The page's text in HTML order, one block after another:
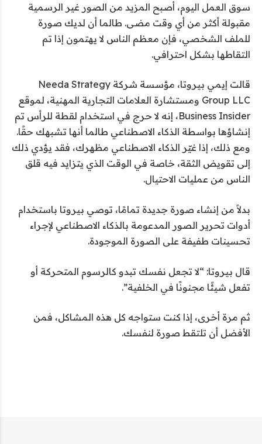
سوق العمل اليوم، أصبح المزيد من الصور غير الرسمية
مقبولة أكثر من أي وقت مضى. طالما أن لديك صورة
للملف الشخصي، فإن معظم الناس لا يهتمون إذا تم
التقاطها بشكل احترافي.
قالت إيمي بيروتا، مؤسسة شركة Needa Strategy
Group LLC ومستشارة العلامات التجارية المهنية، لموقع
Business Insider، إنه لا حرج في استخدام لقطة للرأس تم
إنشاؤها بواسطة الذكاء الاصطناعي طالما أنها تشبهك حقًا.
ومع ذلك، إذا غيّر الذكاء الاصطناعي مظهرك، فقد يؤدي ذلك
إلى تقويض الثقة، خاصة في الوقت الذي يتزايد فيه قلق
الناس من عمليات الاحتيال.
بدلاً من إنشاء صورة جديدة تمامًا، توصي بيروتا باستخدام
أدوات تحرير الصور المدعومة بالذكاء الاصطناعي لإجراء
تحسينات طفيفة على الصورة الموجودة.
قال بيروتا: “لا تجعل نفسك تبدو كالرسوم المتحركة أو
تفعل شيئًا مجنونًا في الخلفية”.
ثم مرة أخرى، إذا كنت ستواجه كل هذه المشاكل، فمن
الأفضل أن تلتقط صورة لنفسك.